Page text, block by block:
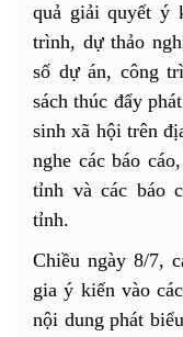
quả giải quyết ý
trình, dự thảo
số dự án, công
sách thúc đẩy
sinh xã hội trên
nghe các báo
tỉnh và các báo
tỉnh.
Chiều ngày 8/7,
gia ý kiến vào
nội dung phát